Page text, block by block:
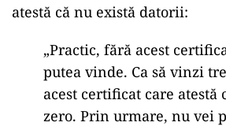
atestă că nu există datorii:
„Practic, fără acest
putea vinde. Ca să vinzi
acest certificat care atestă
zero. Prin urmare, nu vei